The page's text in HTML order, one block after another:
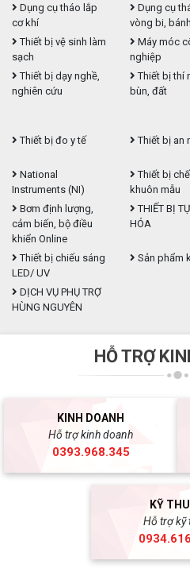
Dụng cụ tháo lắp
cơ khí
Dụng cụ
vòng bi,
Thiết bị vệ sinh làm
sạch
Máy móc
nghiệp
Thiết bị dạy nghề,
nghiên cứu
Thiết bị thí
bùn, đất
Thiết bị đo y tế
Thiết bị an
National
Instruments (NI)
Thiết bị
khuôn mẫu
Bơm định lượng,
cảm biến, bộ điều
khiển Online
THIẾT BỊ
HÓA
Thiết bị chiếu sáng
LED/ UV
Sản phẩm
DỊCH VỤ PHỤ TRỢ
HÙNG NGUYÊN
HỖ TRỢ
KINH DOANH
Hỗ trợ kinh doanh
0393.968.345
KỸ
Hỗ trợ kỹ